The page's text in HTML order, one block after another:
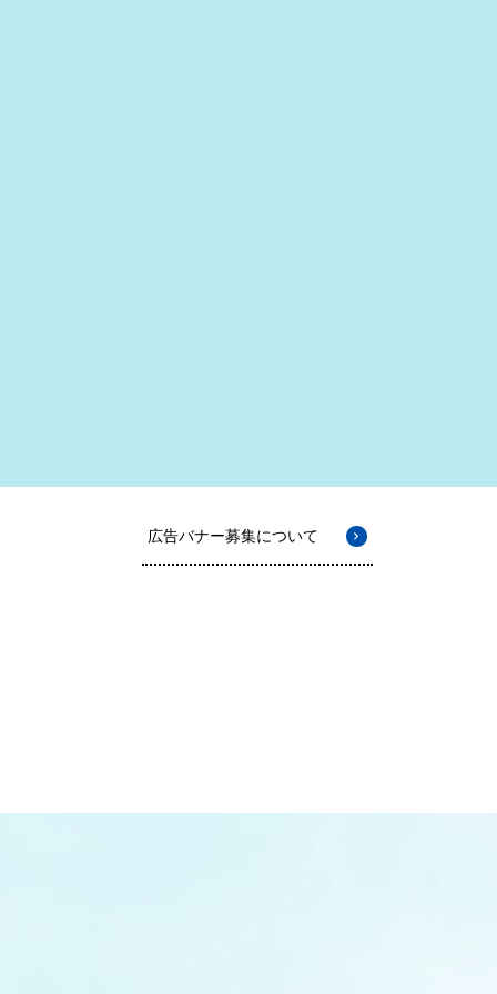
広告バナー募集について